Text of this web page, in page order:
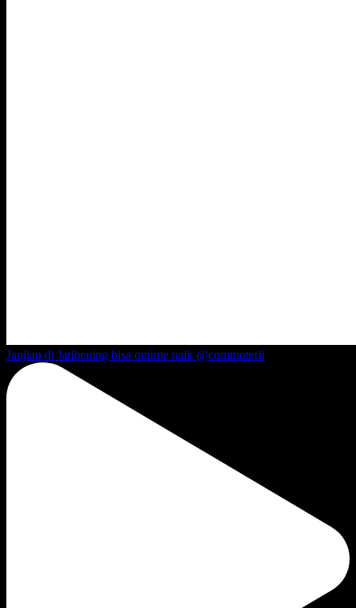
Janjian di Jatibening bisa ontime naik @commuterli